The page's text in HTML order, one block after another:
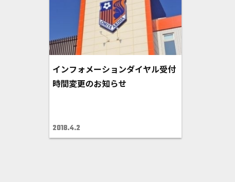
インフォメーションダイヤル受付
時間変更のお知らせ
2018.4.2